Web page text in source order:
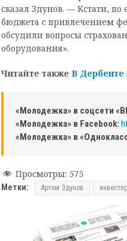
сказал Здунов. — Кстати,
бюджета с привлечением
обсудили вопросы
оборудования».
Читайте также В Дербенте
«Молодежка» в соцсети
«Молодежка» в Facebook:
«Молодежка» в
Просмотры: 575
Метки: Артем Здунов